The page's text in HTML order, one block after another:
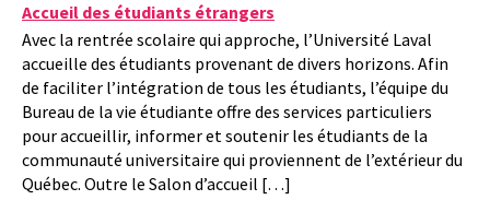
Accueil des étudiants étrangers
Avec la rentrée scolaire qui approche, l’Université Laval
accueille des étudiants provenant de divers horizons. Afin
de faciliter l’intégration de tous les étudiants, l’équipe du
Bureau de la vie étudiante offre des services particuliers
pour accueillir, informer et soutenir les étudiants de la
communauté universitaire qui proviennent de l’extérieur du
Québec. Outre le Salon d’accueil […]